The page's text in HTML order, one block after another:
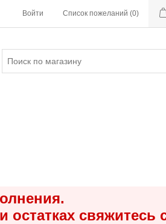
Войти Список пожеланий (0)
свяжитесь